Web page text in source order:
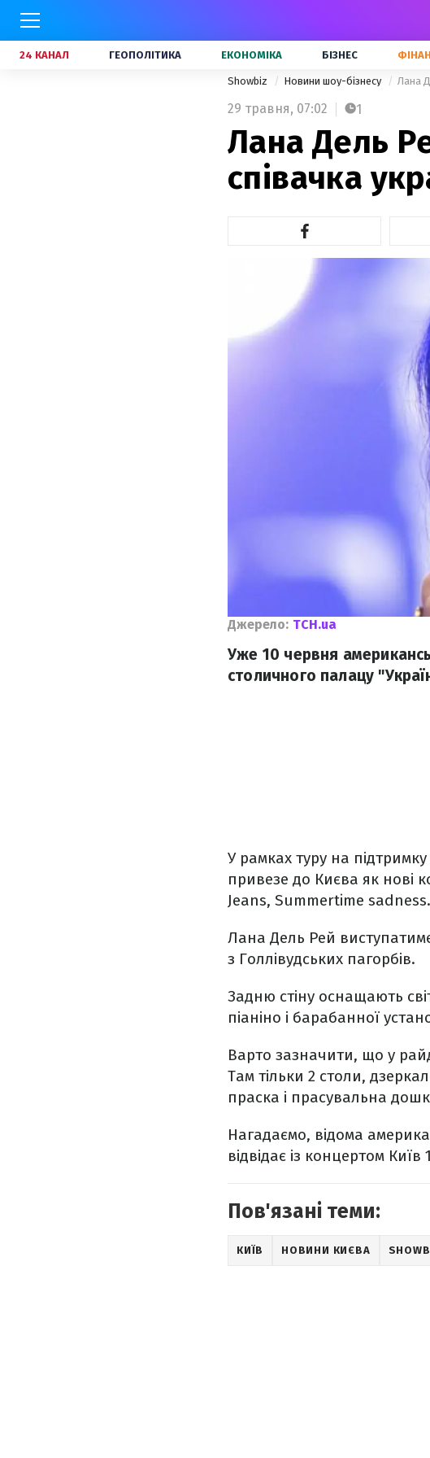
24 КАНАЛ ГЕОПОЛІТИКА ЕКОНОМІКА БІЗНЕС
Showbiz Новини шоу-бізнесу Лана
29 травня, 07:02 1
Лана Дель
співачка
Джерело: ТСН.ua
Уже 10 червня
столичного палацу
У рамках туру на
привезе до Києва як нові
Jeans, Summertime sadness.
Лана Дель Рей
з Голлівудських пагорбів.
Задню стіну оснащають
піаніно і барабанної
Варто зазначити, що у
Там тільки 2 столи,
праска і прасувальна
Нагадаємо, відома
відвідає із концертом
Пов'язані теми:
КИЇВ НОВИНИ КИЄВА